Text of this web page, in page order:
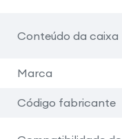
Conteúdo da caixa
Marca
Código fabricante